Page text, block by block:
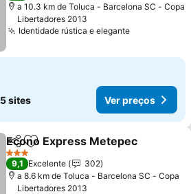
a 10.3 km de Toluca - Barcelona SC - Copa
Libertadores 2013
Identidade rústica e eleganteVer preços
5 sites Ver preços
PartilharAdicionar aos favoritos
Econo Express Metepec
3 Estrelas
9,1 Excelente
302
a 8.6 km de Toluca - Barcelona SC - Copa
Libertadores 2013